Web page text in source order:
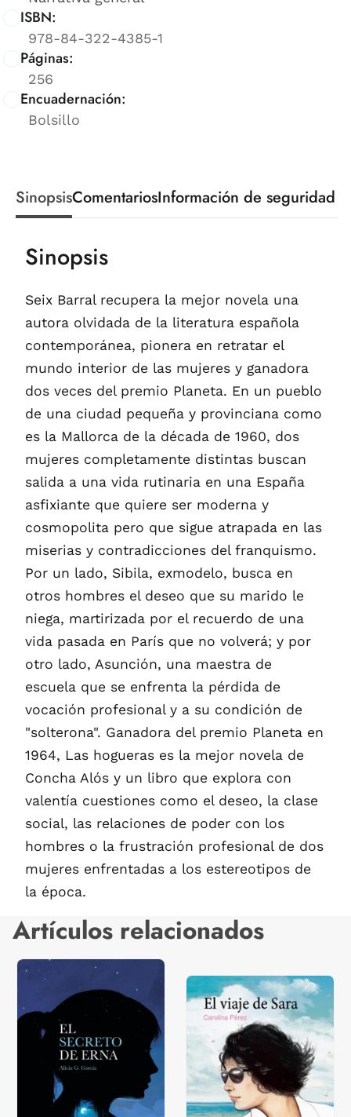
ISBN:
978-84-322-4385-1
Páginas:
256
Encuadernación:
Bolsillo
SinopsisComentariosInformación de seguridad
Sinopsis
Seix Barral recupera la mejor novela una
autora olvidada de la literatura española
contemporánea, pionera en retratar el
mundo interior de las mujeres y ganadora
dos veces del premio Planeta. En un pueblo
de una ciudad pequeña y provinciana como
es la Mallorca de la década de 1960, dos
mujeres completamente distintas buscan
salida a una vida rutinaria en una España
asfixiante que quiere ser moderna y
cosmopolita pero que sigue atrapada en las
miserias y contradicciones del franquismo.
Por un lado, Sibila, exmodelo, busca en
otros hombres el deseo que su marido le
niega, martirizada por el recuerdo de una
vida pasada en París que no volverá; y por
otro lado, Asunción, una maestra de
escuela que se enfrenta la pérdida de
vocación profesional y a su condición de
"solterona". Ganadora del premio Planeta en
1964, Las hogueras es la mejor novela de
Concha Alós y un libro que explora con
valentía cuestiones como el deseo, la clase
social, las relaciones de poder con los
hombres o la frustración profesional de dos
mujeres enfrentadas a los estereotipos de
la época.
Artículos relacionados